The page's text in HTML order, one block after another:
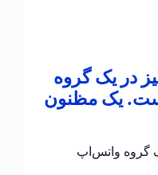
در یک گروه
یک مظنون
در یک گروه واتس‌اپ